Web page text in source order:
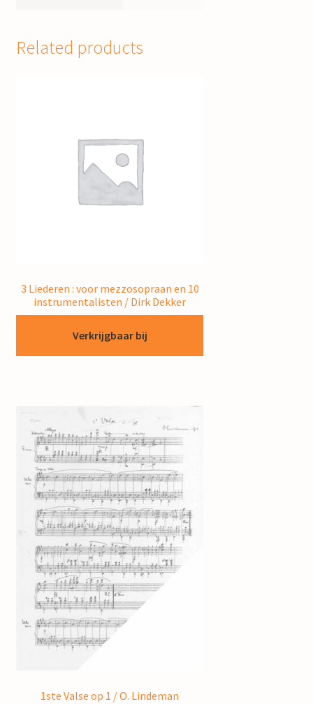
Related products
3 Liederen : voor mezzosopraan en 10
instrumentalisten / Dirk Dekker
Verkrijgbaar bij
1ste Valse op 1 / O. Lindeman